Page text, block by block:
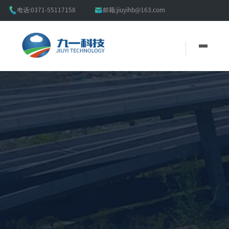
 电话:0371-55117158 邮箱:jiuyihb@163.com